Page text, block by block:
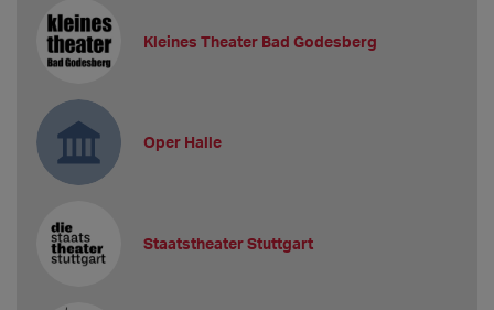
Kleines Theater Bad Godesberg
Oper Halle
Staatstheater Stuttgart